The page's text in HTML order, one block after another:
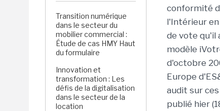
Transition numérique
dans le secteur du
mobilier commercial :
Étude de cas HMY Haut
du formulaire
Innovation et
transformation : Les
défis de la digitalisation
dans le secteur de la
location
conformité
l'Intérieur
de vote qu'il
modèle
d'octobre
Europe
audit sur
publié hier